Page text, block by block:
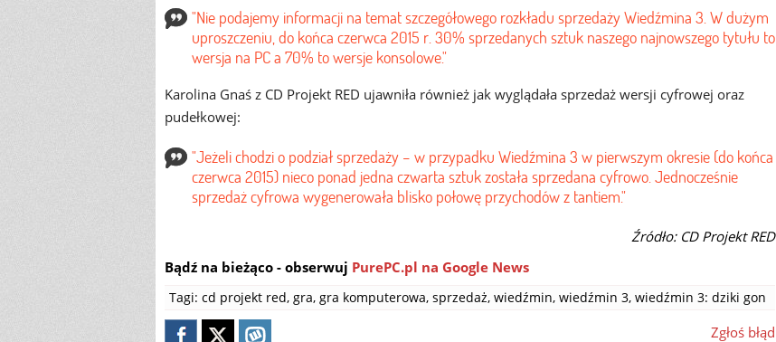
"Nie podajemy informacji na temat szczegółowego rozkładu sprzedaży Wiedźmina 3. W dużym
uproszczeniu, do końca czerwca 2015 r. 30% sprzedanych sztuk naszego najnowszego tytułu to
wersja na PC a 70% to wersje konsolowe."
Karolina Gnaś z CD Projekt RED ujawniła również jak wyglądała sprzedaż wersji cyfrowej oraz
pudełkowej:
"Jeżeli chodzi o podział sprzedaży – w przypadku Wiedźmina 3 w pierwszym okresie (do końca
czerwca 2015) nieco ponad jedna czwarta sztuk została sprzedana cyfrowo. Jednocześnie
sprzedaż cyfrowa wygenerowała blisko połowę przychodów z tantiem."
Źródło: CD Projekt RED
Bądź na bieżąco - obserwuj PurePC.pl na Google News
Tagi: cd projekt red, gra, gra komputerowa, sprzedaż, wiedźmin, wiedźmin 3, wiedźmin 3: dziki gon
Zgłoś błąd